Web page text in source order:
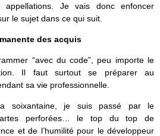
Je vais donc enfoncer
le sujet dans ce qui suit.
des acquis
“avec du code”, peu importe le
Il faut surtout se préparer au
sa vie professionnelle.
soixantaine, je suis passé par le
perforées… le top du top de
et de l’humilité pour le développeur